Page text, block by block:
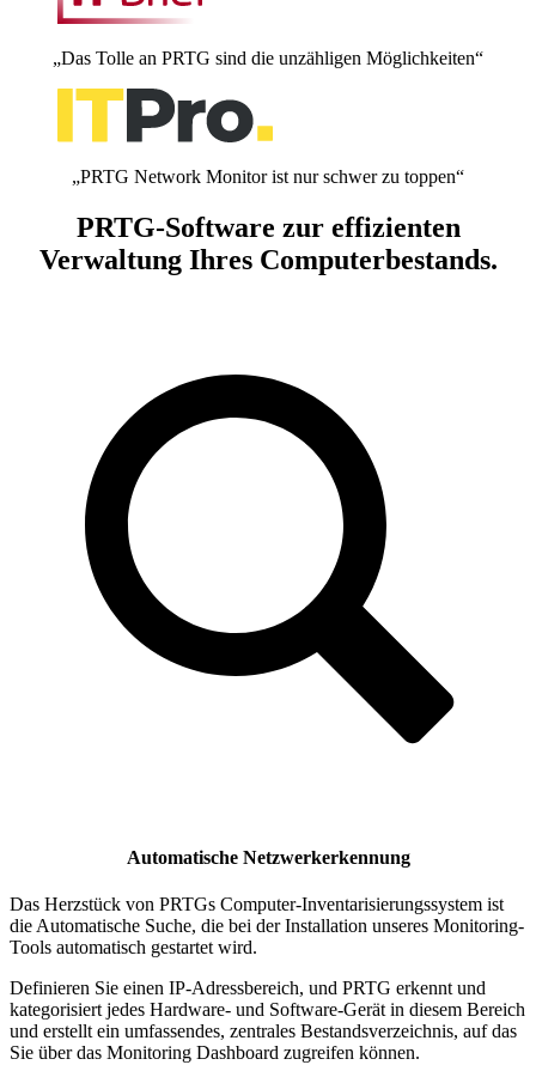
„Das Tolle an PRTG sind die unzähligen Möglichkeiten“
„PRTG Network Monitor ist nur schwer zu toppen“
PRTG-Software zur effizienten
Verwaltung Ihres Computerbestands.
Automatische Netzwerkerkennung
Das Herzstück von PRTGs Computer-Inventarisierungssystem ist
die Automatische Suche, die bei der Installation unseres Monitoring-
Tools automatisch gestartet wird.
Definieren Sie einen IP-Adressbereich, und PRTG erkennt und
kategorisiert jedes Hardware- und Software-Gerät in diesem Bereich
und erstellt ein umfassendes, zentrales Bestandsverzeichnis, auf das
Sie über das Monitoring Dashboard zugreifen können.